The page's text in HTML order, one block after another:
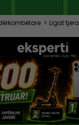
> Ligat tjera